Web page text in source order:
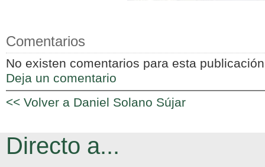
Comentarios
No existen comentarios para esta publicación
Deja un comentario
<< Volver a Daniel Solano Sújar
Directo a...